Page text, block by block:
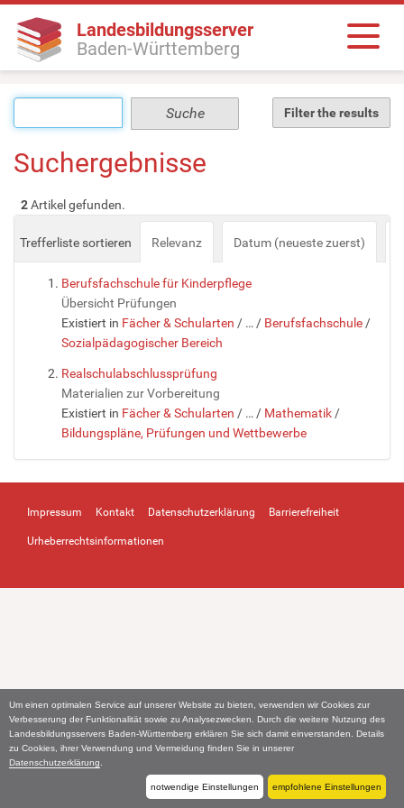
Um einen optimalen Service auf unserer Website zu bieten, verwenden wir Cookies zur
Verbesserung der Funktionalität sowie zu Analysezwecken. Durch die weitere Nutzung des
Landesbildungsservers Baden-Württemberg erklären Sie sich damit einverstanden. Details
zu Cookies, ihrer Verwendung und Vermeidung finden Sie in unserer
Datenschutzerklärung
notwendige Einstellungen empfohlene Einstellungen
Landesbildungsserver
Baden-Württemberg
Filter the results
Suchergebnisse
2Artikel gefunden.
Trefferliste sortieren Relevanz Datum (neueste zuerst)
Berufsfachschule für Kinderpflege
Übersicht Prüfungen
Existiert in Fächer & Schularten / … / Berufsfachschule /
Sozialpädagogischer Bereich
Realschulabschlussprüfung
Materialien zur Vorbereitung
Existiert in Fächer & Schularten / … / Mathematik /
Bildungspläne, Prüfungen und Wettbewerbe
Impressum Kontakt Datenschutzerklärung Barrierefreiheit
Urheberrechtsinformationen